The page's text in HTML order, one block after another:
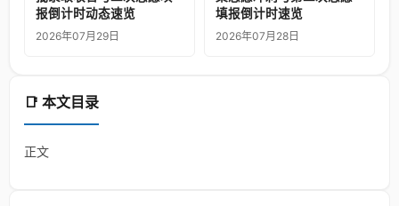
📑 本文目录
正文
报倒计时动态速览
2026年07月29日
填报倒计时速览
2026年07月28日